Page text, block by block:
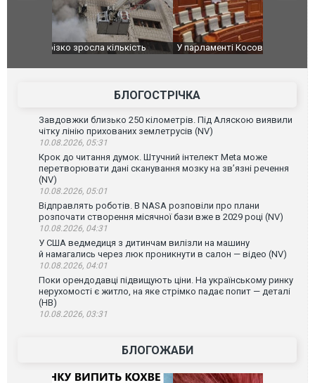
У парламенті Косово прем'єра закидали яйцями
Приїхав
до
зіркового
БЛОГОСТРІЧКА
Завдовжки близько 250 кілометрів. Під Аляскою виявили
чітку лінію прихованих землетрусів (NV)
10.08.2026, 05:31
Крок до читання думок. Штучний інтелект Meta може
перетворювати дані сканування мозку на зв’язні речення
(NV)
10.08.2026, 05:01
Відправлять роботів. В NASA розповіли про плани
розпочати створення місячної бази вже в 2029 році (NV)
10.08.2026, 04:31
У США ведмедиця з дитинчам вилізли на машину
й намагались через люк проникнути в салон — відео (NV)
10.08.2026, 04:01
Поки орендодавці підвищують ціни. На українському ринку
нерухомості є житло, на яке стрімко падає попит — деталі
(НВ)
10.08.2026, 03:31
БЛОГОЖАБИ